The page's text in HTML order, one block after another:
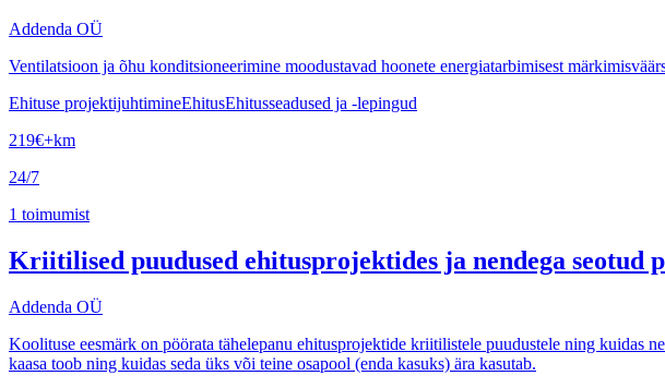
Addenda OÜ
Ventilatsioon ja õhu konditsioneerimine moodustavad hoonete energiatarbimisest
Ehituse projektijuhtimineEhitusEhitusseadused ja -lepingud
219€+km
24/7
1 toimumist
Kriitilised puudused ehitusprojektides ja nendega
Addenda OÜ
Koolituse eesmärk on pöörata tähelepanu ehitusprojektide kriitilistele puudustele ning kuidas
kaasa toob ning kuidas seda üks või teine osapool (enda kasuks) ära kasutab.